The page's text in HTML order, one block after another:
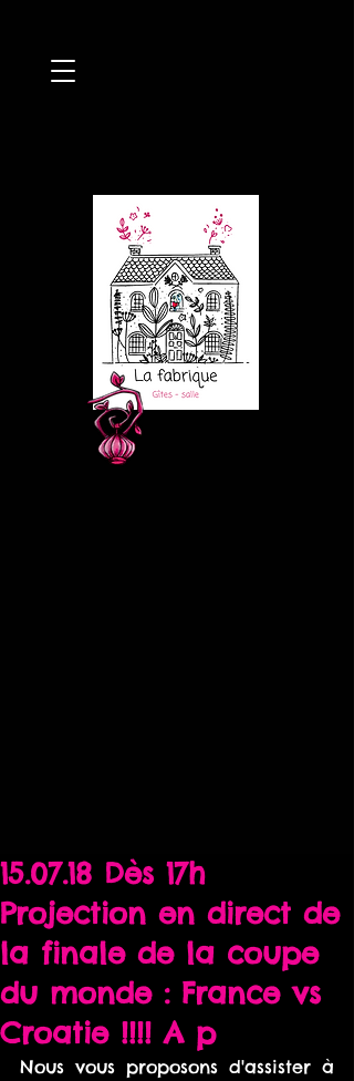
15.07.18 Dès 17h
Projection en direct de
la finale de la coupe
du monde : France vs
Croatie !!!! A p
Nous vous proposons d'assister à